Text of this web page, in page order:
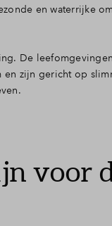
en waterrijke
De
zijn gericht op
voor